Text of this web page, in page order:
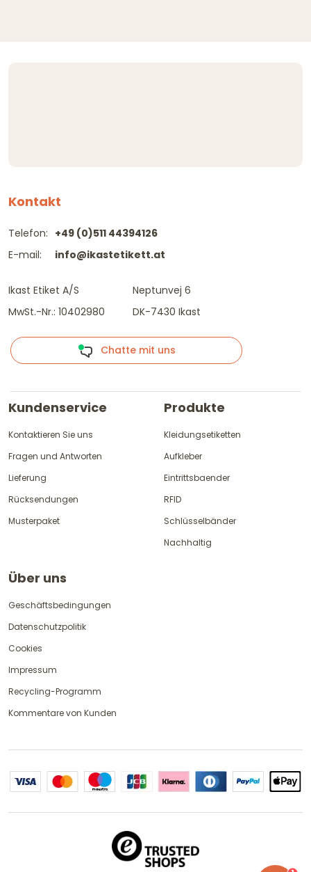
Kontakt
Telefon:
E-mail:
+49 (0)511 44394126
info@ikastetikett.at
Ikast Etiket A/S
MwSt.-Nr.: 10402980
Neptunvej 6
DK-7430 Ikast
Chatte mit uns
Kundenservice
Kontaktieren Sie uns
Fragen und Antworten
Lieferung
Rücksendungen
Musterpaket
Produkte
Kleidungsetiketten
Aufkleber
Eintrittsbaender
RFID
Schlüsselbänder
Nachhaltig
Über uns
Geschäftsbedingungen
Datenschutzpolitik
Cookies
Impressum
Recycling-Programm
Kommentare von Kunden